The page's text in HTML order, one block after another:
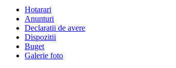
Hotarari
Anunturi
Declaratii de avere
Dispozitii
Buget
Galerie foto